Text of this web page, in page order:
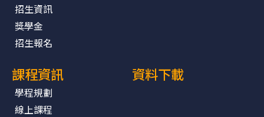
招生資訊
獎學金
招生報名
課程資訊
學程規劃
線上課程
資料下載